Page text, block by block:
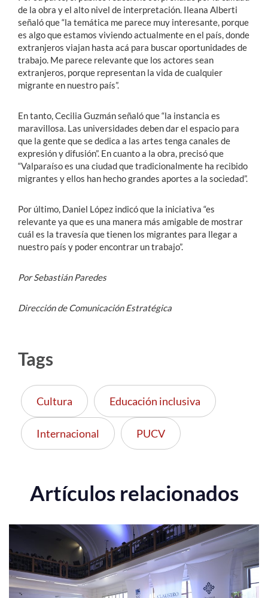
de la obra y el alto nivel de interpretación. Ileana Alberti
señaló que “la temática me parece muy interesante, porque
es algo que estamos viviendo actualmente en el país, donde
extranjeros viajan hasta acá para buscar oportunidades de
trabajo. Me parece relevante que los actores sean
extranjeros, porque representan la vida de cualquier
migrante en nuestro país”.
En tanto, Cecilia Guzmán señaló que “la instancia es
maravillosa. Las universidades deben dar el espacio para
que la gente que se dedica a las artes tenga canales de
expresión y difusión”. En cuanto a la obra, precisó que
“Valparaíso es una ciudad que tradicionalmente ha recibido
migrantes y ellos han hecho grandes aportes a la sociedad”.
Por último, Daniel López indicó que la iniciativa “es
relevante ya que es una manera más amigable de mostrar
cuál es la travesía que tienen los migrantes para llegar a
nuestro país y poder encontrar un trabajo”.
Por Sebastián Paredes
Dirección de Comunicación Estratégica
Tags
Cultura Educación inclusiva
Internacional PUCV
Artículos relacionados